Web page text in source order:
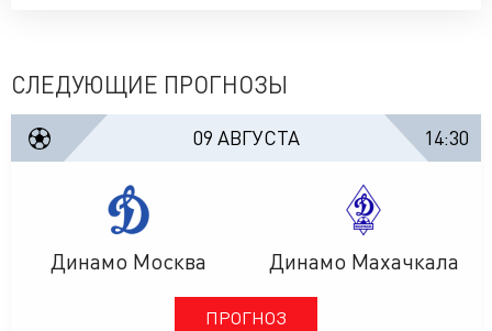
СЛЕДУЮЩИЕ ПРОГНОЗЫ
09 АВГУСТА 14:30
Динамо Москва
ПРОГНОЗ
Динамо Махачкала